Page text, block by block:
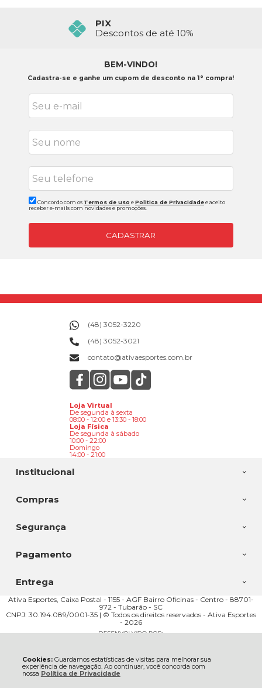
Cookies: Guardamos estatísticas de visitas para melhorar sua
experiência de navegação. Ao continuar, você concorda com
nossa Política de Privacidade
PIX
Descontos de até 10%
BEM-VINDO!
Cadastra-se e ganhe um cupom de desconto na 1° compra!
Concordo com os Termos de uso ePolitica de Privacidadee aceito
receber e-mails com novidades e promoções.
CADASTRAR
Institucional
Compras
(48) 3052-3220
(48) 3052-3021
contato@ativaesportes.com.br
Loja Virtual
De segunda à sexta
08:00 - 12:00 e 13:30 - 18:00
Loja Física
De segunda à sábado
10:00 - 22:00
Domingo
14:00 - 21:00
Segurança
Pagamento
Entrega
Ativa Esportes, Caixa Postal - 1155 - AGF Bairro Oficinas - Centro - 88701-
972 - Tubarão - SC
CNPJ: 30.194.089/0001-35 | © Todos os direitos reservados - Ativa Esportes
- 2026